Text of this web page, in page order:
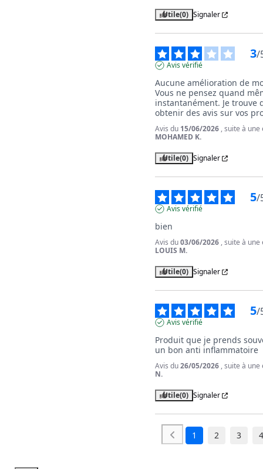
Utile(0) Signaler
3/
Avis vérifié
Aucune amélioration de
Vous ne pensez quand
instantanément. Je trouve
obtenir des avis sur vos
Avis du 15/06/2026 , suite à
MOHAMED K.
Utile(0) Signaler
5/
Avis vérifié
bien
Avis du03/06/2026 , suite à
LOUIS M.
Utile(0) Signaler
5/
Avis vérifié
Produit que je prends
un bon anti inflammatoire
Avis du26/05/2026 , suite à
N.
Utile(0) Signaler
1 2 3